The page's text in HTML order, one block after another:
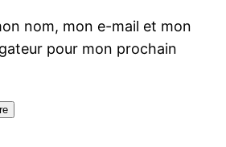
nom, mon e-mail et mon
pour mon prochain